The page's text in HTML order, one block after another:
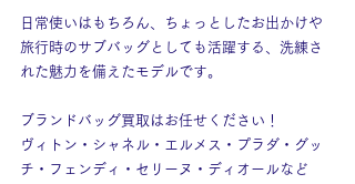
日常使いはもちろん、ちょっとしたお出かけや
旅行時のサブバッグとしても活躍する、洗練さ
れた魅力を備えたモデルです。
ブランドバッグ買取はお任せください！
ヴィトン・シャネル・エルメス・プラダ・グッ
チ・フェンディ・セリーヌ・ディオールなど